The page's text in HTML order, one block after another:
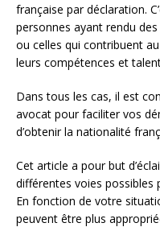
française par déclaration.
personnes ayant rendu
ou celles qui contribuent
leurs compétences et
Dans tous les cas, il est
avocat pour faciliter vos
d’obtenir la nationalité
Cet article a pour but
différentes voies possibles
En fonction de votre
peuvent être plus